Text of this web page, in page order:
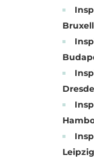
Dresde
Leipzig